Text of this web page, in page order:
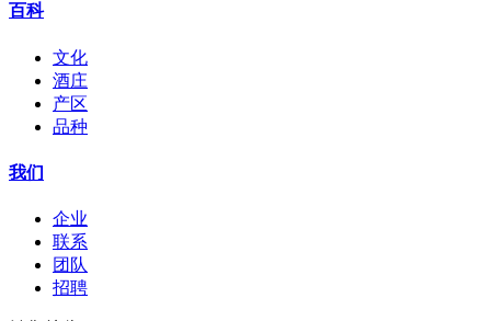
百科
文化
酒庄
产区
品种
我们
企业
联系
团队
招聘